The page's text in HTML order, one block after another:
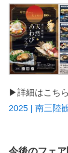
▶詳細はこちら
2025 | 南三陸